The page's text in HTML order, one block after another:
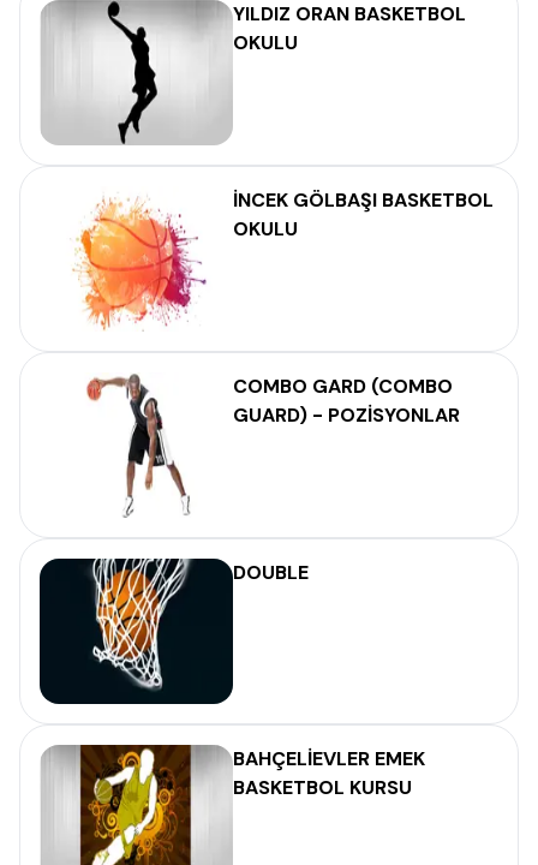
YILDIZ ORAN BASKETBOL
OKULU
İNCEK GÖLBAŞI BASKETBOL
OKULU
COMBO GARD (COMBO
GUARD) - POZİSYONLAR
DOUBLE
BAHÇELİEVLER EMEK
BASKETBOL KURSU